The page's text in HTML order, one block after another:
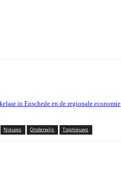
in Enschede en de regionale economie
Nieuws Onderwijs Topnieuws